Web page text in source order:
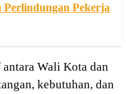
Perlindungan Pekerja
Wali Kota dan
kebutuhan, dan